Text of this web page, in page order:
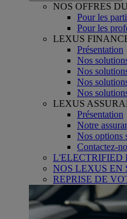
NOS OFFRES
Pour les
Pour les
LEXUS
Présentation
Nos
Nos
Nos
Nos
LEXUS
Présentation
Notre
Nos options
Contactez-
L'ELECTRIFIED
NOS LEXUS EN
REPRISE DE